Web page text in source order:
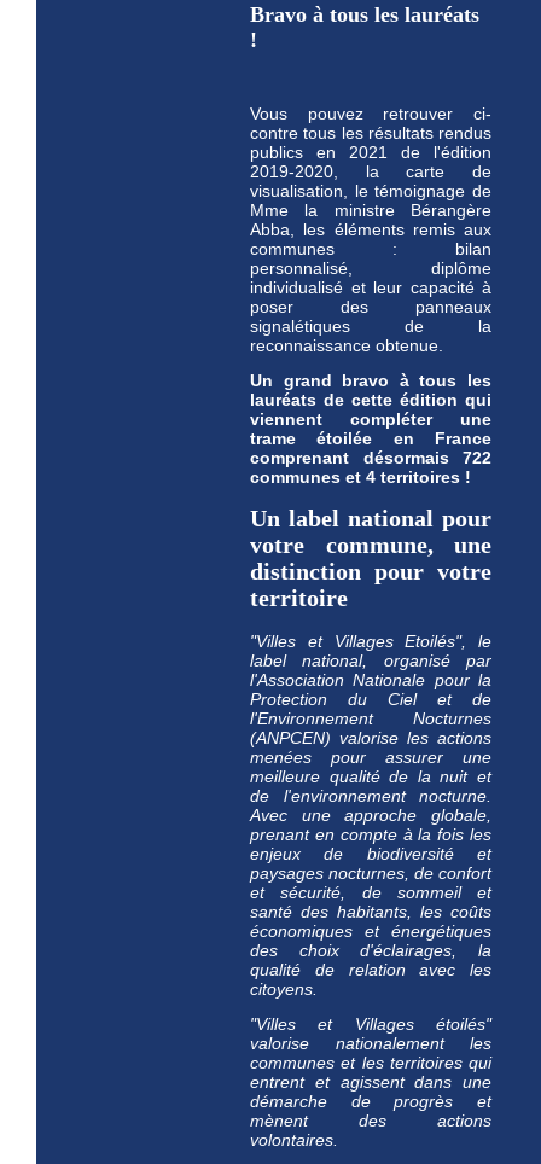
Bravo à tous les lauréats
!
Vous pouvez retrouver ci-
contre tous les résultats rendus
publics en 2021 de l'édition
2019-2020, la carte de
visualisation, le témoignage de
Mme la ministre Bérangère
Abba, les éléments remis aux
communes : bilan
personnalisé, diplôme
individualisé et leur capacité à
poser des panneaux
signalétiques de la
reconnaissance obtenue.
Un grand bravo à tous les
lauréats de cette édition qui
viennent compléter une
trame étoilée en France
comprenant désormais 722
communes et 4 territoires !
Un label national pour
votre commune, une
distinction pour votre
territoire
"Villes et Villages Etoilés", le
label national, organisé par
l'Association Nationale pour la
Protection du Ciel et de
l'Environnement Nocturnes
(ANPCEN) valorise les actions
menées pour assurer une
meilleure qualité de la nuit et
de l'environnement nocturne.
Avec une approche globale,
prenant en compte à la fois les
enjeux de biodiversité et
paysages nocturnes, de confort
et sécurité, de sommeil et
santé des habitants, les coûts
économiques et énergétiques
des choix d'éclairages, la
qualité de relation avec les
citoyens.
"Villes et Villages étoilés"
valorise nationalement les
communes et les territoires qui
entrent et agissent dans une
démarche de progrès et
mènent des actions
volontaires.